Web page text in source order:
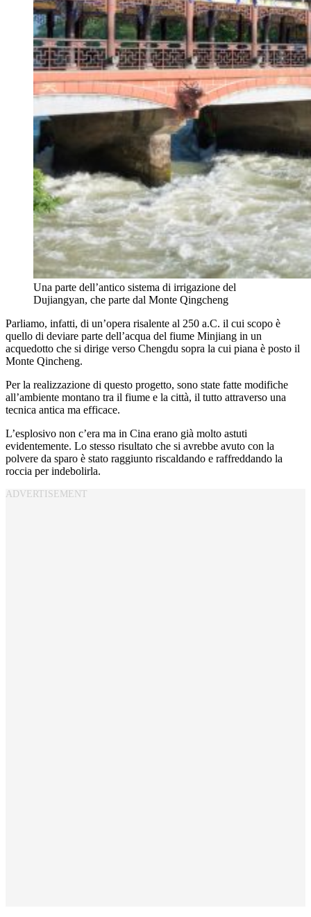
Una parte dell’antico sistema di irrigazione del
Dujiangyan, che parte dal Monte Qingcheng
Parliamo, infatti, di un’opera risalente al 250 a.C. il cui scopo è
quello di deviare parte dell’acqua del fiume Minjiang in un
acquedotto che si dirige verso Chengdu sopra la cui piana è posto il
Monte Qincheng.
Per la realizzazione di questo progetto, sono state fatte modifiche
all’ambiente montano tra il fiume e la città, il tutto attraverso una
tecnica antica ma efficace.
L’esplosivo non c’era ma in Cina erano già molto astuti
evidentemente. Lo stesso risultato che si avrebbe avuto con la
polvere da sparo è stato raggiunto riscaldando e raffreddando la
roccia per indebolirla.